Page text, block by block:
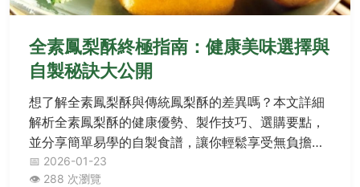
全素鳳梨酥終極指南：健康美味選擇與
自製秘訣大公開
想了解全素鳳梨酥與傳統鳳梨酥的差異嗎？本文詳細
解析全素鳳梨酥的健康優勢、製作技巧、選購要點，
並分享簡單易學的自製食譜，讓你輕鬆享受無負擔的
傳統美味。
📅 2026-01-23
👁️ 288 次瀏覽